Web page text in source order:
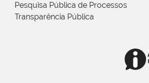
Pesquisa Pública de Processos
Transparência Pública